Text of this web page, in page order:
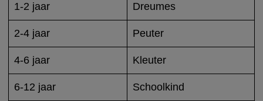
1-2 jaar Dreumes
2-4 jaar Peuter
4-6 jaar Kleuter
6-12 jaar Schoolkind